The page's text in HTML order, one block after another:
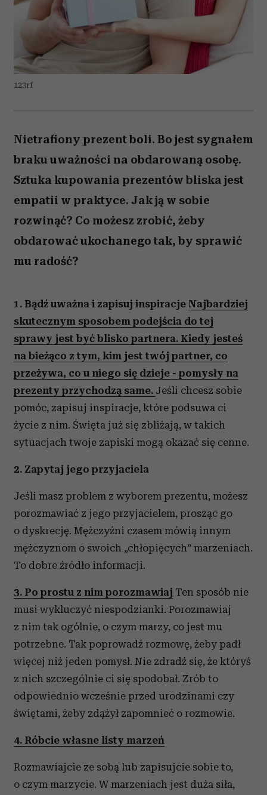
123rf
Nietrafiony prezent boli. Bo jest sygnałem
braku uważności na obdarowaną osobę.
Sztuka kupowania prezentów bliska jest
empatii w praktyce. Jak ją w sobie
rozwinąć? Co możesz zrobić, żeby
obdarować ukochanego tak, by sprawić
mu radość?
1. Bądź uważna i zapisuj inspiracje Najbardziej
skutecznym sposobem podejścia do tej
sprawy jest być blisko partnera. Kiedy jesteś
na bieżąco z tym, kim jest twój partner, co
przeżywa, co u niego się dzieje - pomysły na
prezenty przychodzą same. Jeśli chcesz sobie
pomóc, zapisuj inspiracje, które podsuwa ci
życie z nim. Święta już się zbliżają, w takich
sytuacjach twoje zapiski mogą okazać się cenne.
2. Zapytaj jego przyjaciela
Jeśli masz problem z wyborem prezentu, możesz
porozmawiać z jego przyjacielem, prosząc go
o dyskrecję. Mężczyźni czasem mówią innym
mężczyznom o swoich „chłopięcych” marzeniach.
To dobre źródło informacji.
3. Po prostu z nim porozmawiaj Ten sposób nie
musi wykluczyć niespodzianki. Porozmawiaj
z nim tak ogólnie, o czym marzy, co jest mu
potrzebne. Tak poprowadź rozmowę, żeby padł
więcej niż jeden pomysł. Nie zdradź się, że któryś
z nich szczególnie ci się spodobał. Zrób to
odpowiednio wcześnie przed urodzinami czy
świętami, żeby zdążył zapomnieć o rozmowie.
4. Róbcie własne listy marzeń
Rozmawiajcie ze sobą lub zapisujcie sobie to,
o czym marzycie. W marzeniach jest duża siła,